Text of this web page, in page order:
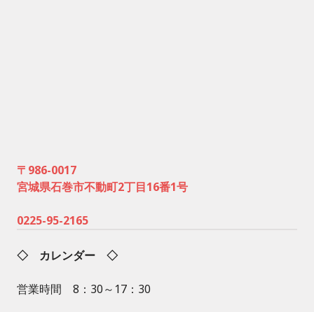
〒986-0017
宮城県石巻市不動町2丁目16番1号
0225-95-2165
◇ カレンダー ◇
営業時間 8：30～17：30